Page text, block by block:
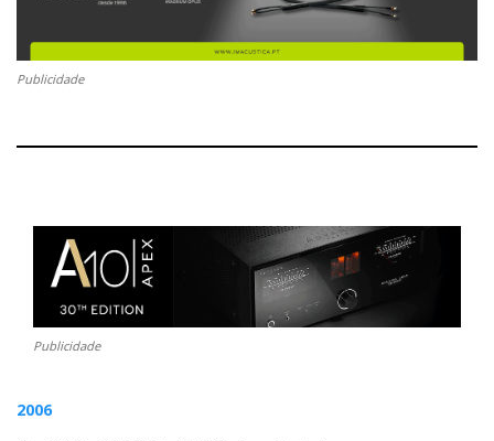
Publicidade
Publicidade
2006